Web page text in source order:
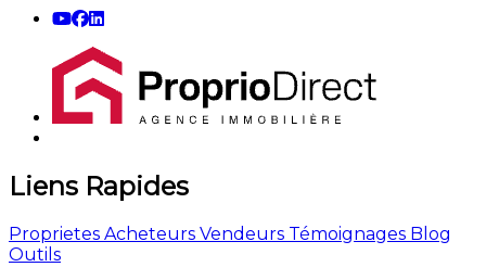
Liens Rapides
Proprietes Acheteurs Vendeurs Témoignages Blog
Outils